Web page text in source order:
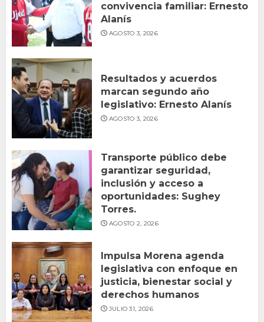
convivencia familiar: Ernesto
Alanís
AGOSTO 3, 2026
Resultados y acuerdos
marcan segundo año
legislativo: Ernesto Alanís
AGOSTO 3, 2026
Transporte público debe
garantizar seguridad,
inclusión y acceso a
oportunidades: Sughey
Torres.
AGOSTO 2, 2026
Impulsa Morena agenda
legislativa con enfoque en
justicia, bienestar social y
derechos humanos
JULIO 31, 2026